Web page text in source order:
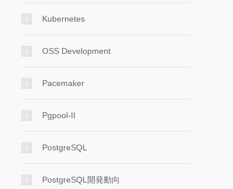
Kubernetes
OSS Development
Pacemaker
Pgpool-II
PostgreSQL
PostgreSQL開発動向